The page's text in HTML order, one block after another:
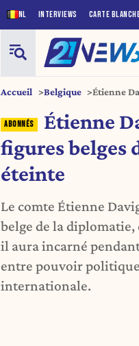
NL INTERVIEWS CARTE
Accueil Belgique
Étienne
Étienne
figures belges
éteinte
Le comte Étienne
belge de la
il aura incarné
entre pouvoir
internationale.